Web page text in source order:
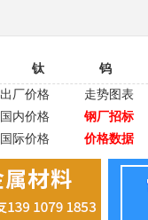
钛 钨
出厂价格
走势图表
国内价格
钢厂招标
国际价格
价格数据